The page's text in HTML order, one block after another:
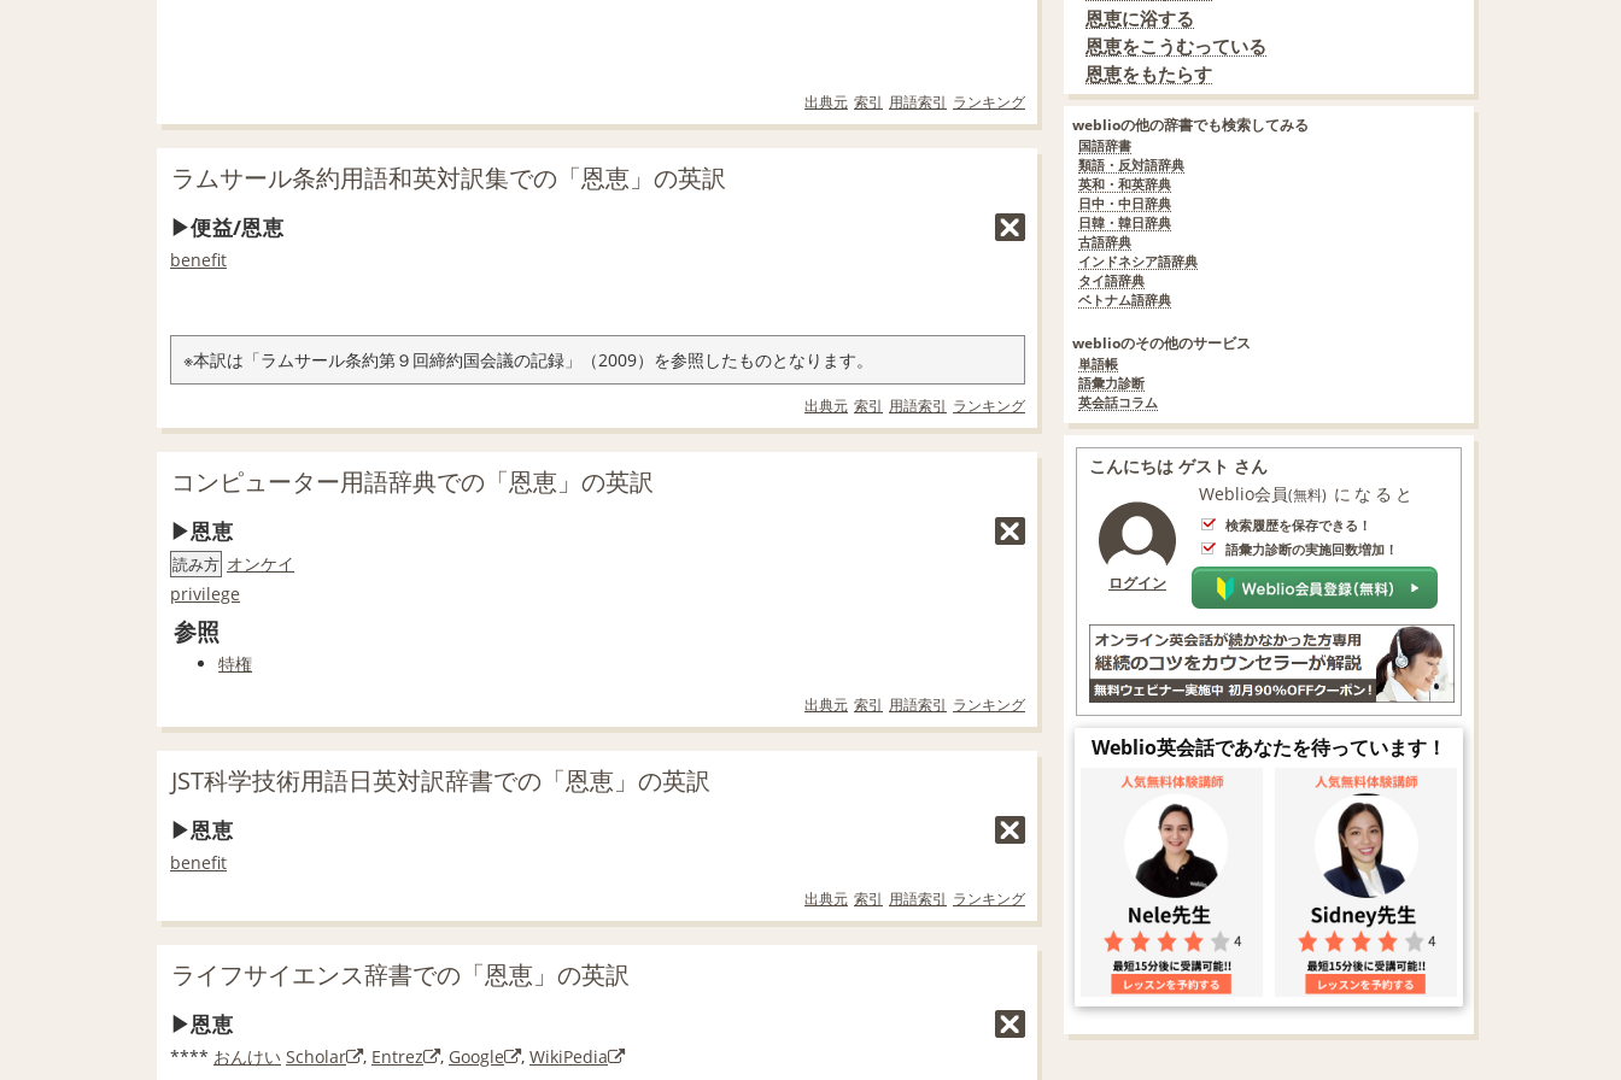
出典元 索引 用語索引 ランキング
ラムサール条約用語和英対訳集での「恩恵」の英訳
便益/恩恵
benefit
※本訳は「ラムサール条約第９回締約国会議の記録」（2009）を参照したものとなります。
出典元 索引 用語索引 ランキング
コンピューター用語辞典での「恩恵」の英訳
恩恵
読み方 オンケイ
privilege
参照
特権
出典元 索引 用語索引 ランキング
JST科学技術用語日英対訳辞書での「恩恵」の英訳
恩恵
benefit
出典元 索引 用語索引 ランキング
ライフサイエンス辞書での「恩恵」の英訳
恩恵
**** おんけい Scholar , Entrez , Google , WikiPedia
恩恵に浴する
恩恵をこうむっている
恩恵をもたらす
weblioの他の辞書でも検索してみる
国語辞書
類語・反対語辞典
英和・和英辞典
日中・中日辞典
日韓・韓日辞典
古語辞典
インドネシア語辞典
タイ語辞典
ベトナム語辞典
weblioのその他のサービス
単語帳
語彙力診断
英会話コラム
こんにちは ゲスト さん
ログイン
Weblio会員(無料) になると
検索履歴を保存できる！
語彙力診断の実施回数増加！
Weblio英会話であなたを待っています！